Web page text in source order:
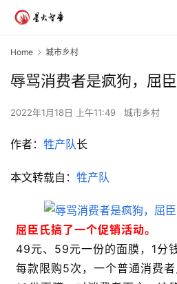
Home 城市乡村
辱骂消费者是疯狗，屈
2022年1月18日 上午11:49 城市乡村
作者： 牲产队长
本文转载自： 牲产队
屈臣氏搞了一个促销活动。
49元、59元一份的面膜，1分
每款限购5次，一个普通消费